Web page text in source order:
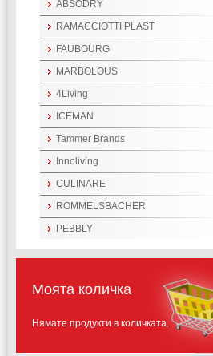
ABSODRY
RAMACCIOTTI PLAST
FAUBOURG
MARBOLOUS
4Living
ICEMAN
Tammer Brands
Innoliving
CULINARE
ROMMELSBACHER
PEBBLY
Моята количка
Нямате продукти в количката.